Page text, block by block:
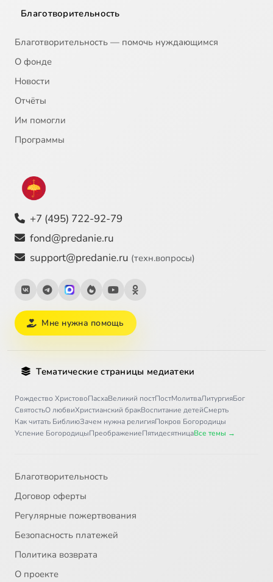
Благотворительность
Благотворительность — помочь нуждающимся
О фонде
Новости
Отчёты
Им помогли
Программы
+7 (495) 722-92-79
fond@predanie.ru
support@predanie.ru (техн.вопросы)
Мне нужна помощь
Тематические страницы медиатеки
Рождество ХристовоПасхаВеликий постПостМолитваЛитургияБог
СвятостьО любвиХристианский бракВоспитание детейСмерть
Как читать БиблиюЗачем нужна религияПокров Богородицы
Успение БогородицыПреображениеПятидесятницаВсе темы →
Благотворительность
Договор оферты
Регулярные пожертвования
Безопасность платежей
Политика возврата
О проекте